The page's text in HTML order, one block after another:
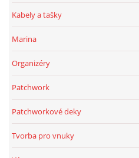
Kabely a tašky
Marina
Organizéry
Patchwork
Patchworkové deky
Tvorba pro vnuky